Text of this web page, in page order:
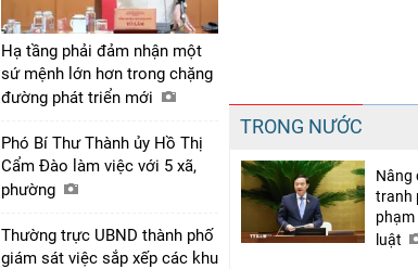
Chia sẻ
Facebook
Hạ tầng phải đảm nhận một
sứ mệnh lớn hơn trong chặng
đường phát triển mới
Phó Bí Thư Thành ủy Hồ Thị
Cẩm Đào làm việc với 5 xã,
phường
Thường trực UBND thành phố
giám sát việc sắp xếp các khu
TRONG NƯỚC
Nâng
tranh
phạm
luật